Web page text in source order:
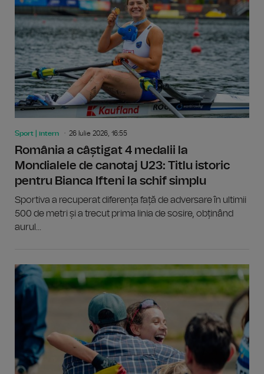
Sport | intern 26 Iulie 2026, 16:55
România a câștigat 4 medalii la
Mondialele de canotaj U23: Titlu istoric
pentru Bianca Ifteni la schif simplu
Sportiva a recuperat diferența față de adversare în ultimii
500 de metri și a trecut prima linia de sosire, obținând
aurul...